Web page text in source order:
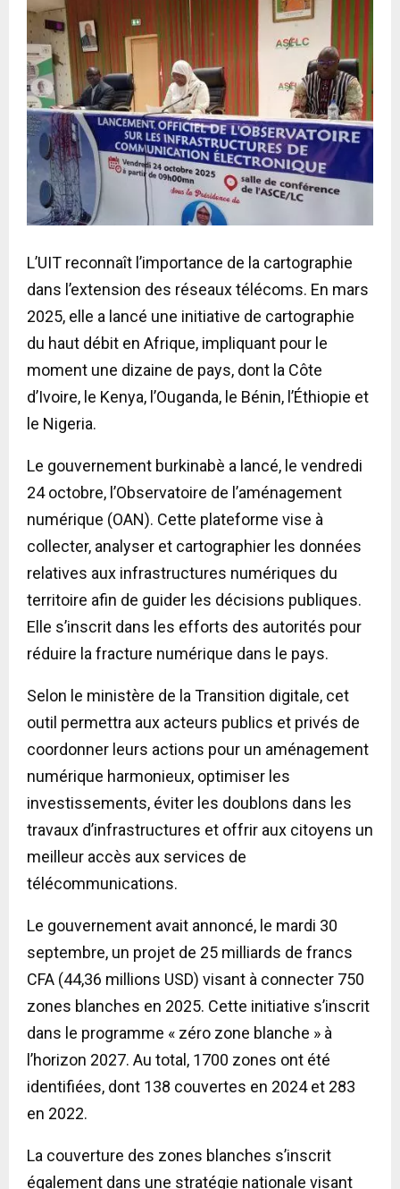
L’UIT reconnaît l’importance de la cartographie
dans l’extension des réseaux télécoms. En mars
2025, elle a lancé une initiative de cartographie
du haut débit en Afrique, impliquant pour le
moment une dizaine de pays, dont la Côte
d’Ivoire, le Kenya, l’Ouganda, le Bénin, l’Éthiopie et
le Nigeria.
Le gouvernement burkinabè a lancé, le vendredi
24 octobre, l’Observatoire de l’aménagement
numérique (OAN). Cette plateforme vise à
collecter, analyser et cartographier les données
relatives aux infrastructures numériques du
territoire afin de guider les décisions publiques.
Elle s’inscrit dans les efforts des autorités pour
réduire la fracture numérique dans le pays.
Selon le ministère de la Transition digitale, cet
outil permettra aux acteurs publics et privés de
coordonner leurs actions pour un aménagement
numérique harmonieux, optimiser les
investissements, éviter les doublons dans les
travaux d’infrastructures et offrir aux citoyens un
meilleur accès aux services de
télécommunications.
Le gouvernement avait annoncé, le mardi 30
septembre, un projet de 25 milliards de francs
CFA (44,36 millions USD) visant à connecter 750
zones blanches en 2025. Cette initiative s’inscrit
dans le programme « zéro zone blanche » à
l’horizon 2027. Au total, 1700 zones ont été
identifiées, dont 138 couvertes en 2024 et 283
en 2022.
La couverture des zones blanches s’inscrit
également dans une stratégie nationale visant